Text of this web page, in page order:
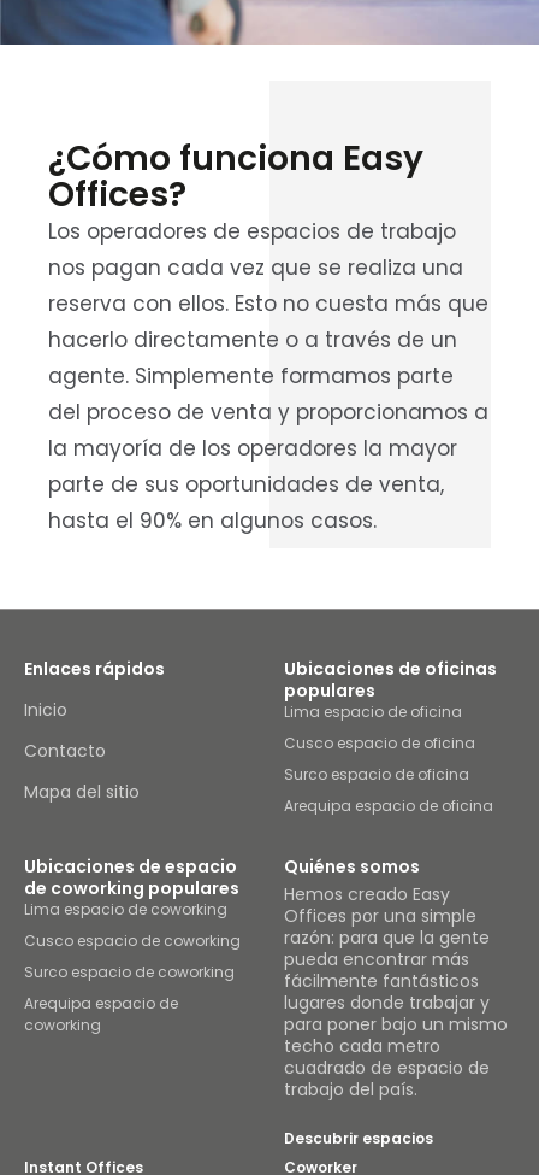
¿Cómo funciona Easy
Offices?
Los operadores de espacios de trabajo
nos pagan cada vez que se realiza una
reserva con ellos. Esto no cuesta más que
hacerlo directamente o a través de un
agente. Simplemente formamos parte
del proceso de venta y proporcionamos a
la mayoría de los operadores la mayor
parte de sus oportunidades de venta,
hasta el 90% en algunos casos.
Enlaces rápidos
Inicio
Contacto
Mapa del sitio
Ubicaciones de oficinas
populares
Lima espacio de oficina
Cusco espacio de oficina
Surco espacio de oficina
Arequipa espacio de oficina
Ubicaciones de espacio
de coworking populares
Lima espacio de coworking
Cusco espacio de coworking
Surco espacio de coworking
Arequipa espacio de
coworking
Quiénes somos
Hemos creado Easy
Offices por una simple
razón: para que la gente
pueda encontrar más
fácilmente fantásticos
lugares donde trabajar y
para poner bajo un mismo
techo cada metro
cuadrado de espacio de
trabajo del país.
Descubrir espacios
Instant Offices
Coworker